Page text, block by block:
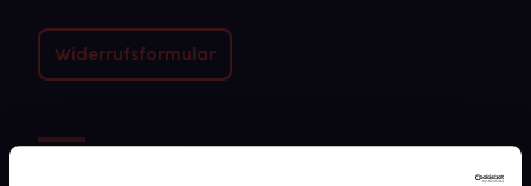
Widerrufsformular